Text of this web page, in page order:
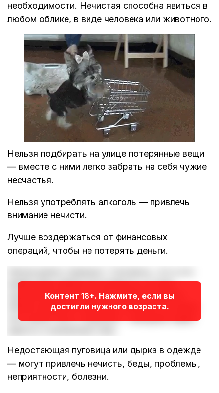
необходимости. Нечистая способна явиться в
любом облике, в виде человека или животного.
Нельзя подбирать на улице потерянные вещи
— вместе с ними легко забрать на себя чужие
несчастья.
Нельзя употреблять алкоголь — привлечь
внимание нечисти.
Лучше воздержаться от финансовых
операций, чтобы не потерять деньги.
время грань миров истончается, и к ложу
одинокой женщины может прийти Суккуб в
облике желанного мужчины. Расплата за такую
ночь может быть страшной — женщина теряет
Контент 18+. Нажмите, если вы
достигли нужного возраста.
Недостающая пуговица или дырка в одежде
— могут привлечь нечисть, беды, проблемы,
неприятности, болезни.